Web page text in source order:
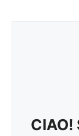
CIAO!